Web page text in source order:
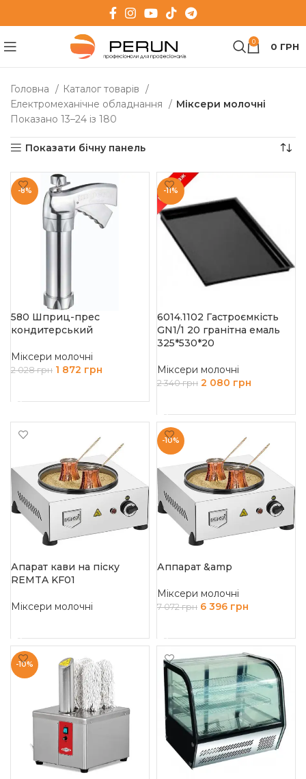
0 0 ГРН
Головна
Каталог товарів
Електромеханічне обладнання
Міксери молочні
Показано 13–24 із 180
Показати бічну панель
-8%
580 Шприц-прес
кондитерський
Міксери молочні
2 028грн 1 872 грн
-11%
6014.1102 Гастроємкість
GN1/1 20 гранітна емаль
325*530*20
Міксери молочні
2 340грн 2 080 грн
Апарат кави на піску
REMTA KF01
Міксери молочні
-10%
Аппарат &amp
Міксери молочні
7 072грн 6 396 грн
-10%